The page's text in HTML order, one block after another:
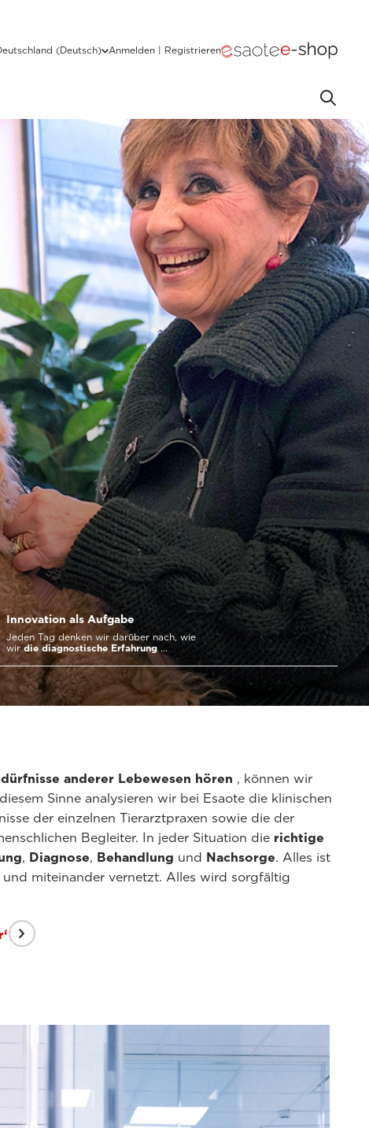
(Deutsch) Anmelden | Registrieren
Innovation als Aufgabe
Jeden Tag denken wir darüber nach, wie
wirdie diagnostische Erfahrung...
anderer Lebewesen hören , können wir
Sinne analysieren wir bei Esaote die klinischen
der einzelnen Tierarztpraxen sowie die der
Begleiter. In jeder Situation die richtige
, Diagnose, Behandlung und Nachsorge. Alles ist
miteinander vernetzt. Alles wird sorgfältig